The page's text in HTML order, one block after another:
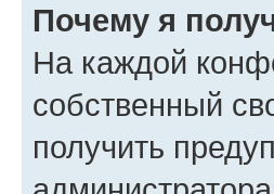
Почему я
На каждой
собственный
получить